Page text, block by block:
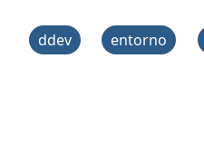
ddev entorno